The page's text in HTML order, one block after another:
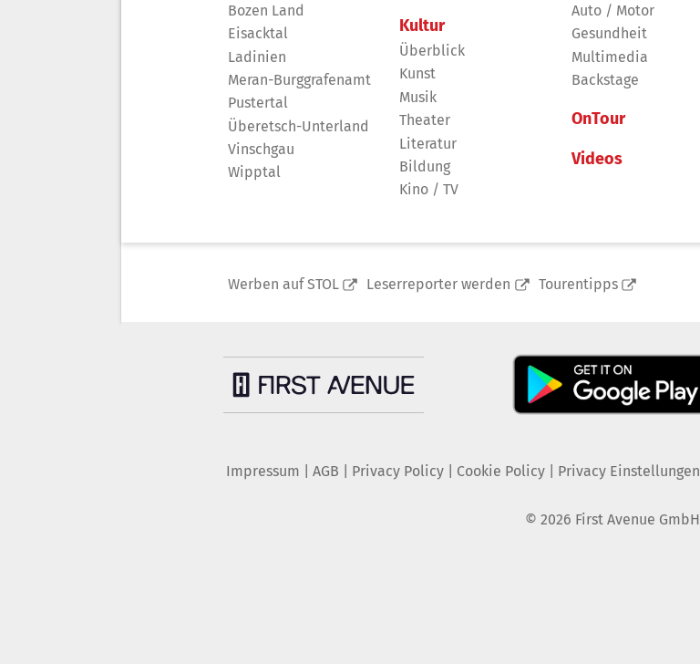
Bozen Land
Eisacktal
Ladinien
Meran-Burggrafenamt
Pustertal
Überetsch-Unterland
Vinschgau
Wipptal
Kultur
Überblick
Kunst
Musik
Theater
Literatur
Bildung
Kino / TV
Auto / Motor
Gesundheit
Multimedia
Backstage
OnTour
Videos
Werben auf STOL Leserreporter werden Tourentipps
Impressum AGB Privacy Policy| Cookie Policy| Privacy Einstellungen
© 2026 First Avenue GmbH